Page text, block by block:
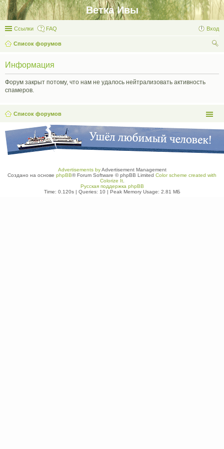
Ветка Ивы
Ссылки FAQ Вход
Список форумов
Информация
Форум закрыт потому, что нам не удалось нейтрализовать активность
спамеров.
Список форумов
Advertisements byAdvertisement Management
Создано на основе phpBB® Forum Software © phpBB Limited Color scheme created with
Colorize It.
Русская поддержка phpBB
Time: 0.120s| Queries: 10| Peak Memory Usage: 2.81 МБ